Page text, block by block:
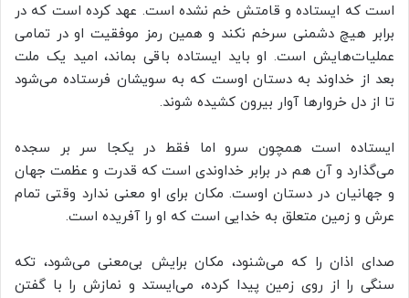
است که ایستاده و قامتش خم نشده است. عهد کرده است که در
برابر هیچ دشمنی سرخم نکند و همین رمز موفقیت او در تمامی
عملیات‌هایش است. او باید ایستاده باقی بماند، امید یک ملت
بعد از خداوند به دستان اوست که به سویشان فرستاده می‌شود
تا از دل خروارها آوار بیرون کشیده شوند.
ایستاده است همچون سرو اما فقط در یکجا سر بر سجده
می‌گذارد و آن هم در برابر خداوندی است که قدرت و عظمت جهان
و جهانیان در دستان اوست. مکان برای او معنی ندارد وقتی تمام
عرش و زمین متعلق به خدایی است که او را آفریده است.
صدای اذان را که می‌شنود، مکان برایش بی‌معنی می‌شود، تکه
سنگی را از روی زمین پیدا کرده، می‌ایستد و نمازش را با گفتن